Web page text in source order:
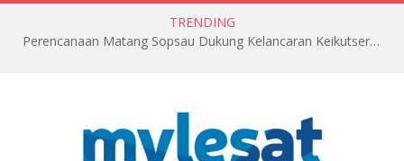
TRENDING
Perencanaan Matang Sopsau Dukung Kelancaran Keikutsertaan TNI AU di Pitch Black 2026